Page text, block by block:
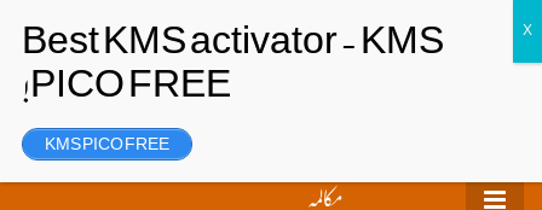
رجسٹر
مکالمہ
KMS PICO FREE